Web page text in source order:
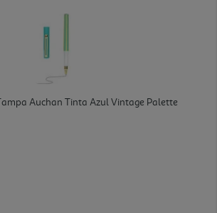
Auchan Tinta Azul Vintage Palette